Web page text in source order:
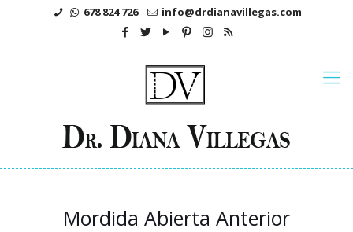
678 824 726 info@drdianavillegas.com
Mordida Abierta Anterior